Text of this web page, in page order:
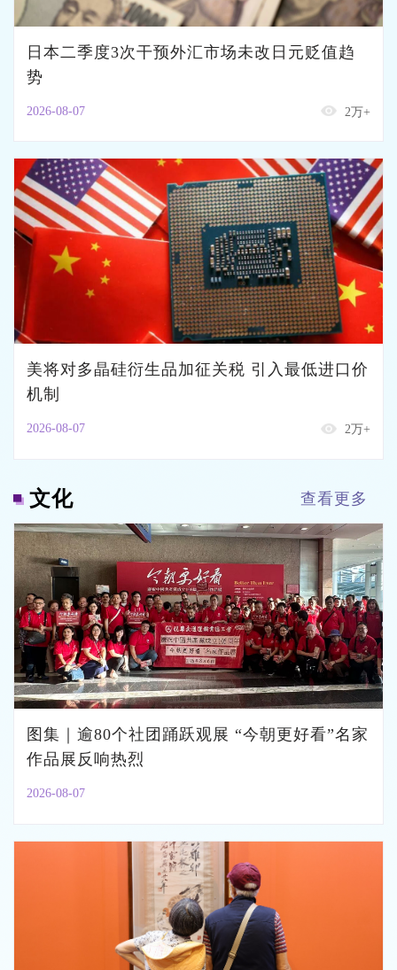
日本二季度3次干预外汇市场未改日元贬值趋
势
2026-08-07 2万+
美将对多晶硅衍生品加征关税 引入最低进口价
机制
2026-08-07 2万+
文化 查看更多
图集｜逾80个社团踊跃观展 “今朝更好看”名家
作品展反响热烈
2026-08-07